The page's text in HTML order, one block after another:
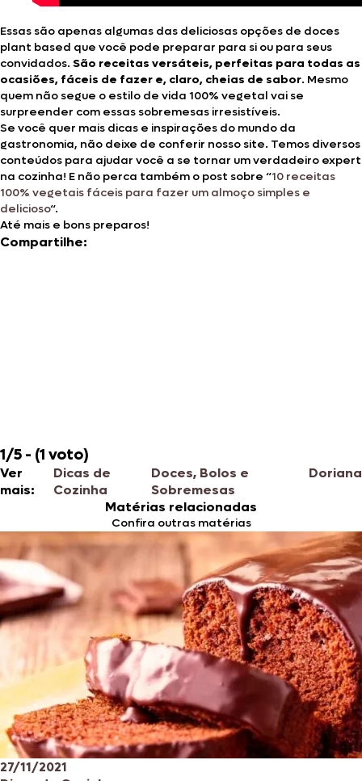
Essas são apenas algumas das deliciosas opções de doces
plant based que você pode preparar para si ou para seus
convidados. São receitas versáteis, perfeitas para todas as
ocasiões, fáceis de fazer e, claro, cheias de sabor. Mesmo
quem não segue o estilo de vida 100% vegetal vai se
surpreender com essas sobremesas irresistíveis.
Se você quer mais dicas e inspirações do mundo da
gastronomia, não deixe de conferir nosso site. Temos diversos
conteúdos para ajudar você a se tornar um verdadeiro expert
na cozinha! E não perca também o post sobre “10 receitas
100% vegetais fáceis para fazer um almoço simples e
delicioso“.
Até mais e bons preparos!
Compartilhe:
1/5 - (1 voto)
Ver
mais:
Dicas de
Cozinha
Doces, Bolos e
Sobremesas
Doriana
Matérias relacionadas
Confira outras matérias
27/11/2021